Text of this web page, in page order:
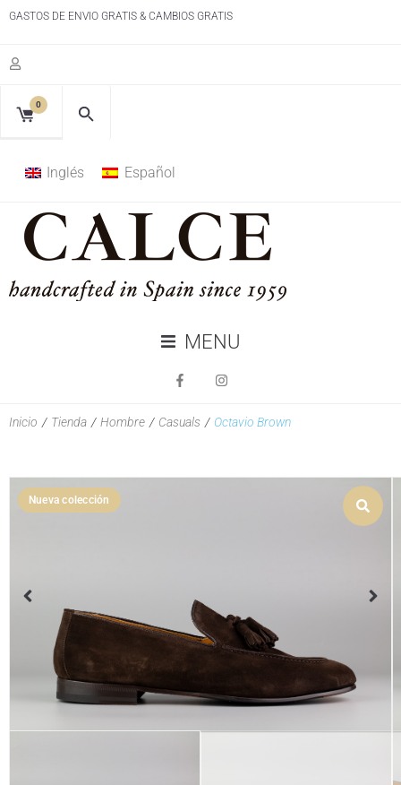
GASTOS DE ENVIO GRATIS & CAMBIOS GRATIS
0
Inglés Español
MENU
Inicio / Tienda / Hombre / Casuals / Octavio Brown
Nueva colección